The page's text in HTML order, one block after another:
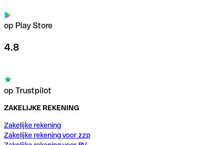
op Play Store
4.8
op Trustpilot
ZAKELIJKE REKENING
Zakelijke rekening
Zakelijke rekening voor zzp